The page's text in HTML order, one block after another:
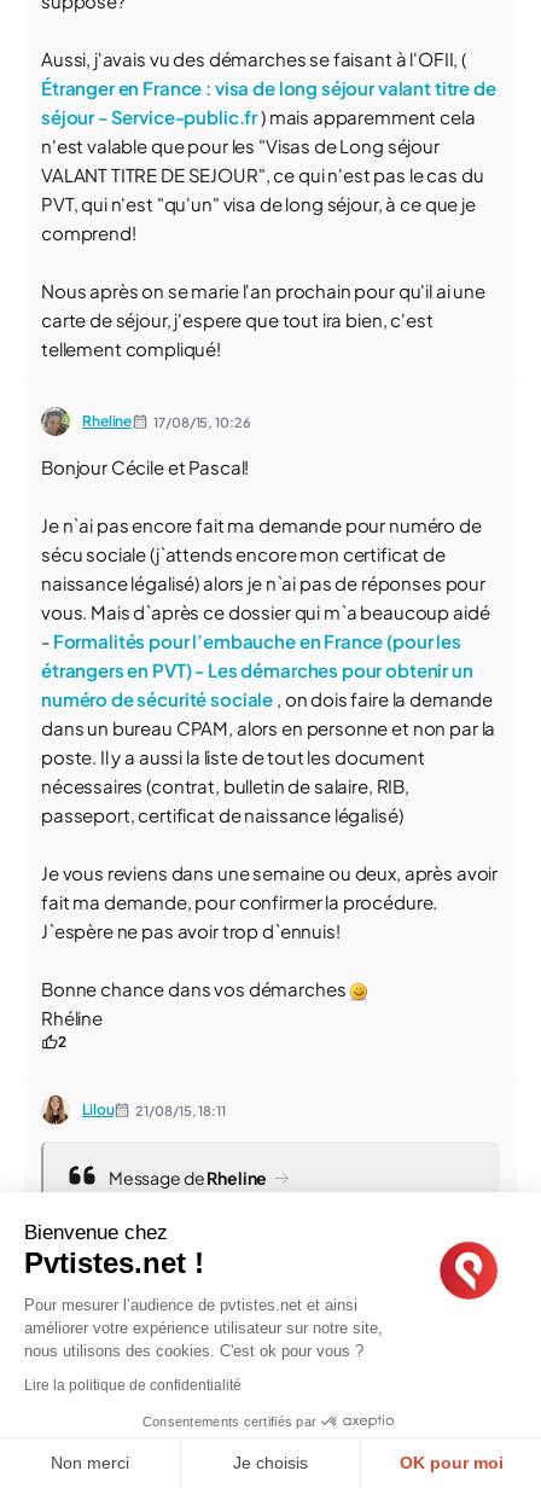
Aussi, j'avais vu des démarches se faisant à l'OFII, (
Étranger en France : visa de long séjour valant titre de
séjour - Service-public.fr) mais apparemment cela
n'est valable que pour les "Visas de Long séjour
VALANT TITRE DE SEJOUR", ce qui n'est pas le cas du
PVT, qui n'est "qu'un" visa de long séjour, à ce que je
comprend!
Nous après on se marie l'an prochain pour qu'il ai une
carte de séjour, j'espere que tout ira bien, c'est
tellement compliqué!
Rheline 17/08/15,10:26
Bonjour Cécile et Pascal!
Je n`ai pas encore fait ma demande pour numéro de
sécu sociale (j`attends encore mon certificat de
naissance légalisé) alors je n`ai pas de réponses pour
vous. Mais d`après ce dossier qui m`a beaucoup aidé
- Formalités pour l’embauche en France (pour les
étrangers en PVT) - Les démarches pour obtenir un
numéro de sécurité sociale , on dois faire la demande
dans un bureau CPAM, alors en personne et non par la
poste. Il y a aussi la liste de tout les document
nécessaires (contrat, bulletin de salaire, RIB,
passeport, certificat de naissance légalisé)
Je vous reviens dans une semaine ou deux, après avoir
fait ma demande, pour confirmer la procédure.
J`espère ne pas avoir trop d`ennuis!
Bonne chance dans vos démarches
Rhéline
2
Lilou 21/08/15,18:11
Message deRheline
Je n`ai pas encore fait ma demande pour numéro de
naissance légalisé) alors je n`ai pas de réponses pour
vous. Mais d`après ce dossier qui m`a beaucoup aidé
Formalités pour l’embauche en France (pour les
étrangers en PVT) - Les démarches pour obtenir un
numéro de sécurité sociale, on dois faire la
et non par la poste. Il y a aussi la liste de tout les
Bienvenue chez
Pvtistes.net !
Pour mesurer l’audience de pvtistes.net et ainsi
améliorer votre expérience utilisateur sur notre site,
nous utilisons des cookies. C'est ok pour vous ?
Lire la politique de confidentialité
Consentements certifiés par
Non merci Je choisis OK pour moi